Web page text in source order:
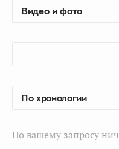
По вашему запросу